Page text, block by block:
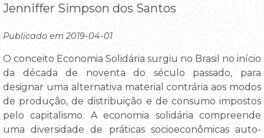
Jenniffer Simpson dos Santos
Publicado em 2019-04-01
O conceito Economia Solidária surgiu no Brasil no início
da década de noventa do século passado, para
designar uma alternativa material contrária aos modos
de produção, de distribuição e de consumo impostos
pelo capitalismo. A economia solidária compreende
uma diversidade de práticas socioeconômicas auto-